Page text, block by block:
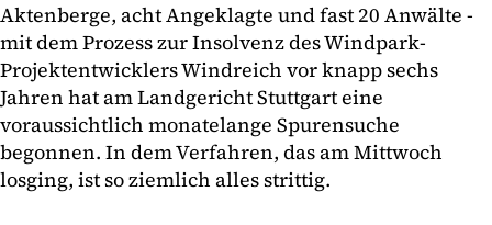
Aktenberge, acht Angeklagte und fast 20 Anwälte -
mit dem Prozess zur Insolvenz des Windpark-
Projektentwicklers Windreich vor knapp sechs
Jahren hat am Landgericht Stuttgart eine
voraussichtlich monatelange Spurensuche
begonnen. In dem Verfahren, das am Mittwoch
losging, ist so ziemlich alles strittig.